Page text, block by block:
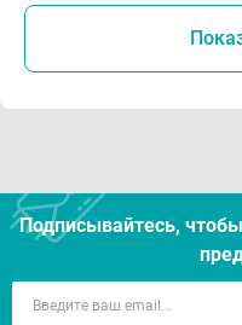
Подписывайтесь,